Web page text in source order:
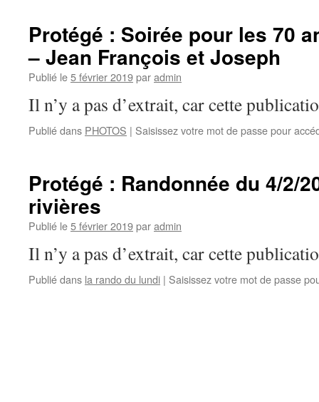
Protégé : Soirée pour les 70
– Jean François et Joseph
Publié le5 février 2019paradmin
Il n’y a pas d’extrait, car cette
Publié dans PHOTOS | Saisissez votre mot de passe pour
Protégé : Randonnée du 4/2/
rivières
Publié le5 février 2019paradmin
Il n’y a pas d’extrait, car cette
Publié dans la rando du lundi | Saisissez votre mot de passe